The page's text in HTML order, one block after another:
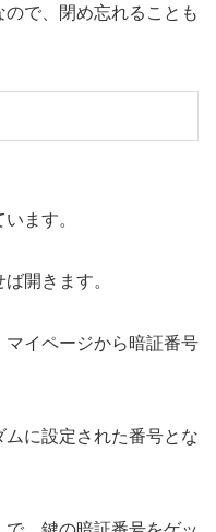
ので、閉め忘れることも
ます。
開きます。
イページから暗証番号
に設定された番号とな